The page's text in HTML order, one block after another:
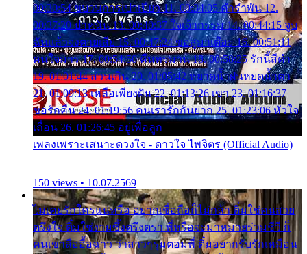
00:30:54 ขบวนการเปาเปียว 11. 00:34:05 คำรำพัน 12.
00:37:20 ปาหนัน 13. 00:40:37 ใจเจ้ากรรม 14. 00:44:15 จูบ
ฉันแล้วจงตายเสีย 15. 00:47:24 ขอสูมาเต๊อะ 16. 00:51:11
คนใจมาร 17. 00:54:50 คืนทรมาน 18. 00:58:25 รักนี้สีดำ
19. 01:01:44 ส่วนเกิน 20. 01:05:42 หยาดน้ำฝนหยดน้ำตา
21. 01:09:13 เหลือเพียงฝัน 22. 01:13:26 เขา 23. 01:16:37
ขอรักคืน 24. 01:19:56 คนเรารักกันยาก 25. 01:23:06 หัวใจ
เถื่อน 26. 01:26:45 อยู่เพื่อลูก
เพลงเพราะเสนาะดวงใจ - ดาวใจ ไพจิตร (Official Audio)
150 views • 10.07.2569
ไม่เคยรักใครแน่หรือ อยากเชื่อถือก็ไม่กล้า ติ๋มใช่คนสวย
ตรึงใจ ติ๋มใช่งามซึ้งตรึงตรา พี่หรือจะมาหมายร่วมชีวี ก็
คนเขาลืออื้อฉาว ว่าสาวๆรุมตอมพี่ ติ๋มอยากรับรักเหมือน